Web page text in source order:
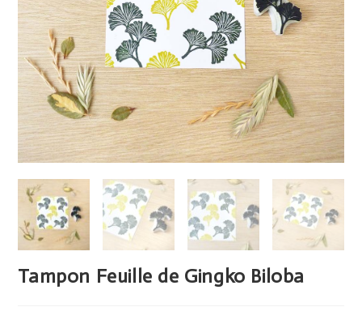
Tampon Feuille de Gingko Biloba